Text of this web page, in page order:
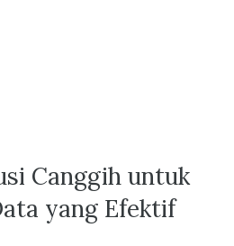
Canggih untuk
yang Efektif